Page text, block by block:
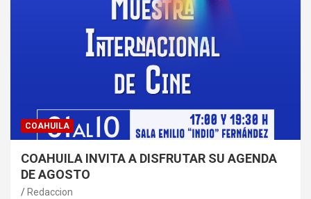
COAHUILA
COAHUILA INVITA A DISFRUTAR SU AGENDA
DE AGOSTO
Redaccion